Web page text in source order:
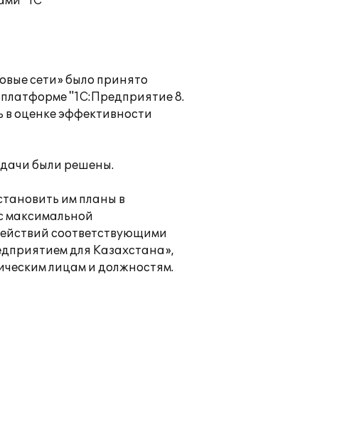
сети» было принято
"1С:Предприятие 8.
оценке эффективности
были решены.
им планы в
максимальной
соответствующими
для Казахстана»,
лицам и должностям.